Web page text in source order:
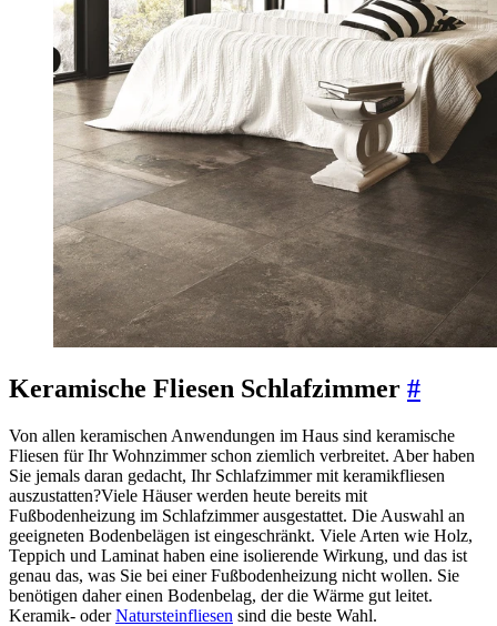
Keramische Fliesen Schlafzimmer #
Von allen keramischen Anwendungen im Haus sind keramische
Fliesen für Ihr Wohnzimmer schon ziemlich verbreitet. Aber haben
Sie jemals daran gedacht, Ihr Schlafzimmer mit keramikfliesen
auszustatten?Viele Häuser werden heute bereits mit
Fußbodenheizung im Schlafzimmer ausgestattet. Die Auswahl an
geeigneten Bodenbelägen ist eingeschränkt. Viele Arten wie Holz,
Teppich und Laminat haben eine isolierende Wirkung, und das ist
genau das, was Sie bei einer Fußbodenheizung nicht wollen. Sie
benötigen daher einen Bodenbelag, der die Wärme gut leitet.
Keramik- oderNatursteinfliesen sind die beste Wahl.